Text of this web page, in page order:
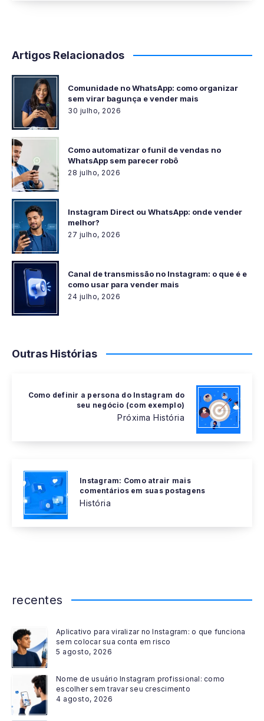
Artigos Relacionados
Comunidade no WhatsApp: como organizar
sem virar bagunça e vender mais
30 julho, 2026
Como automatizar o funil de vendas no
WhatsApp sem parecer robô
28 julho, 2026
Instagram Direct ou WhatsApp: onde vender
melhor?
27 julho, 2026
Canal de transmissão no Instagram: o que é e
como usar para vender mais
24 julho, 2026
Outras Histórias
Como definir a persona do Instagram do
seu negócio (com exemplo)
Próxima História
Instagram: Como atrair mais
comentários em suas postagens
História
recentes
Aplicativo para viralizar no Instagram: o que funciona
sem colocar sua conta em risco
5 agosto, 2026
Nome de usuário Instagram profissional: como
escolher sem travar seu crescimento
4 agosto, 2026